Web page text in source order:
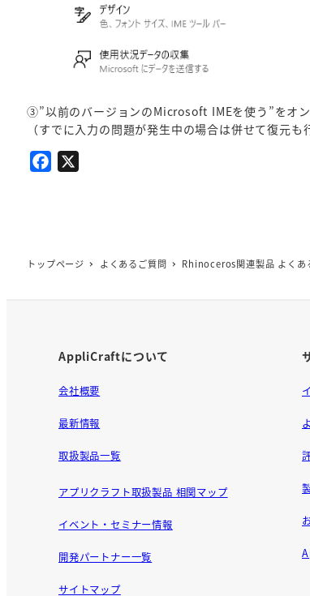
③”以前のバージョンのMicrosoft IMEを使う”をオン
（すでに入力の問題が発生中の場合は併せて復元も
o
トップページ よくあるご質問 Rhinoceros関連製品 よくあ
AppliCraftについて
会社概要
最新情報
取扱製品一覧
アプリクラフト取扱製品 相関マップ
イベント・セミナー情報
開発パートナー一覧
サイトマップ